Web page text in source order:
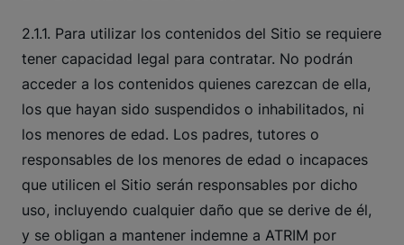
2.1.1. Para utilizar los contenidos del Sitio se requiere
tener capacidad legal para contratar. No podrán
acceder a los contenidos quienes carezcan de ella,
los que hayan sido suspendidos o inhabilitados, ni
los menores de edad. Los padres, tutores o
responsables de los menores de edad o incapaces
que utilicen el Sitio serán responsables por dicho
uso, incluyendo cualquier daño que se derive de él,
y se obligan a mantener indemne a ATRIM por